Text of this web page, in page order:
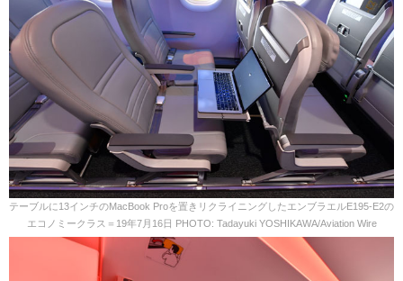
テーブルに13インチのMacBook Proを置きリクライニングしたエンブラエルE195-E2の
エコノミークラス＝19年7月16日 PHOTO: Tadayuki YOSHIKAWA/Aviation Wire